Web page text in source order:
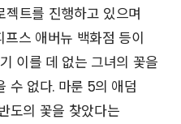
트를 진행하고 있으며
프스 애버뉴 백화점 등이
이를 데 없는 그녀의 꽃을
수 없다. 마룬 5의 애덤
도의 꽃을 찾았다는